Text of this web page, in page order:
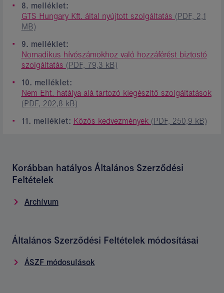
8. melléklet:
GTS Hungary Kft. által nyújtott szolgáltatás (PDF, 2,1
MB)
9. melléklet:
Nomadikus hívószámokhoz való hozzáférést biztostó
szolgáltatás (PDF, 79,3 kB)
10. melléklet:
Nem Eht. hatálya alá tartozó kiegészítő szolgáltatások
(PDF, 202,8 kB)
11. melléklet: Közös kedvezmények (PDF, 250,9 kB)
Korábban hatályos Általános Szerződési
Feltételek
Archívum
Általános Szerződési Feltételek módosításai
ÁSZF módosulások